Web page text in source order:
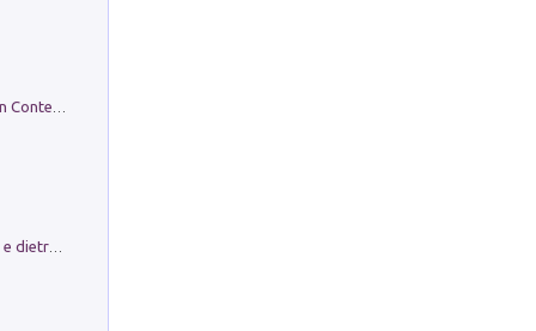
in alto! Livello A1. Con CD-Audio. Con Contenuto digitale per accesso on line